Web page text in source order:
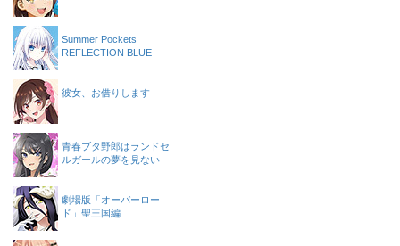
Summer Pockets
REFLECTION BLUE
彼女、お借りします
青春ブタ野郎はランドセ
ルガールの夢を見ない
劇場版「オーバーロー
ド」聖王国編